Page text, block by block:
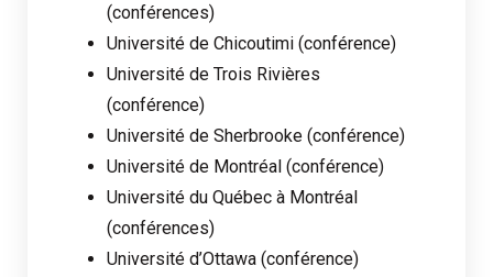
(conférences)
Université de Chicoutimi (conférence)
Université de Trois Rivières
(conférence)
Université de Sherbrooke (conférence)
Université de Montréal (conférence)
Université du Québec à Montréal
(conférences)
Université d’Ottawa (conférence)